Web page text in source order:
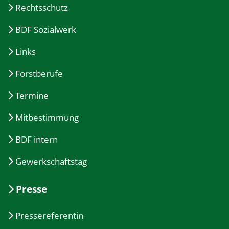
Rechtsschutz
BDF Sozialwerk
Links
Forstberufe
Termine
Mitbestimmung
BDF intern
Gewerkschaftstag
Presse
Pressereferentin